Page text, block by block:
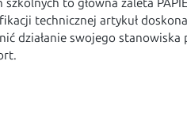
to główna zaleta
technicznej artykuł
działanie swojego